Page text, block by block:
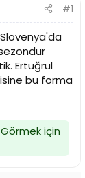
#1
Ertuğrul
bu forma
için